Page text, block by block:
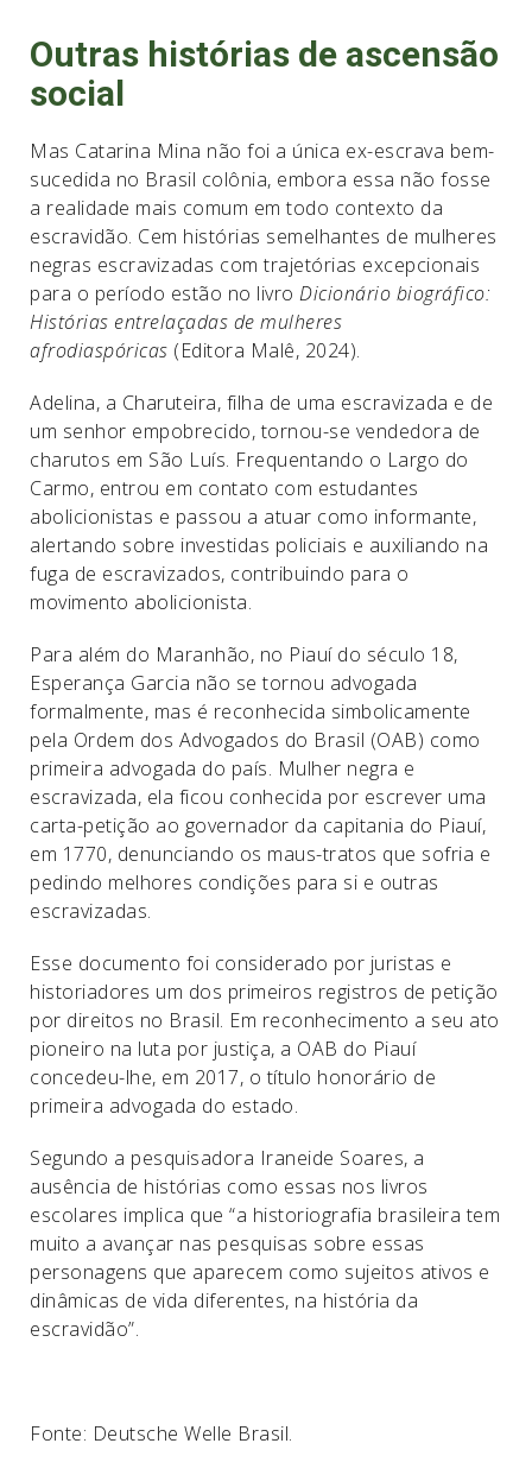
Outras histórias de ascensão
social
Mas Catarina Mina não foi a única ex-escrava bem-
sucedida no Brasil colônia, embora essa não fosse
a realidade mais comum em todo contexto da
escravidão. Cem histórias semelhantes de mulheres
negras escravizadas com trajetórias excepcionais
para o período estão no livro Dicionário biográfico:
Histórias entrelaçadas de mulheres
afrodiaspóricas (Editora Malê, 2024).
Adelina, a Charuteira, filha de uma escravizada e de
um senhor empobrecido, tornou-se vendedora de
charutos em São Luís. Frequentando o Largo do
Carmo, entrou em contato com estudantes
abolicionistas e passou a atuar como informante,
alertando sobre investidas policiais e auxiliando na
fuga de escravizados, contribuindo para o
movimento abolicionista.
Para além do Maranhão, no Piauí do século 18,
Esperança Garcia não se tornou advogada
formalmente, mas é reconhecida simbolicamente
pela Ordem dos Advogados do Brasil (OAB) como
primeira advogada do país. Mulher negra e
escravizada, ela ficou conhecida por escrever uma
carta-petição ao governador da capitania do Piauí,
em 1770, denunciando os maus-tratos que sofria e
pedindo melhores condições para si e outras
escravizadas.
Esse documento foi considerado por juristas e
historiadores um dos primeiros registros de petição
por direitos no Brasil. Em reconhecimento a seu ato
pioneiro na luta por justiça, a OAB do Piauí
concedeu-lhe, em 2017, o título honorário de
primeira advogada do estado.
Segundo a pesquisadora Iraneide Soares, a
ausência de histórias como essas nos livros
escolares implica que “a historiografia brasileira tem
muito a avançar nas pesquisas sobre essas
personagens que aparecem como sujeitos ativos e
dinâmicas de vida diferentes, na história da
escravidão”.
Fonte: Deutsche Welle Brasil.